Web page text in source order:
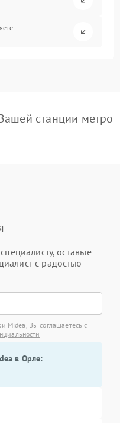
станции метро
оставьте
с радостью
Midea, Вы соглашаетесь с
в Орле: